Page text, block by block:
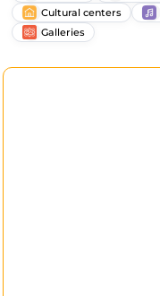
Cultural centers
Galleries